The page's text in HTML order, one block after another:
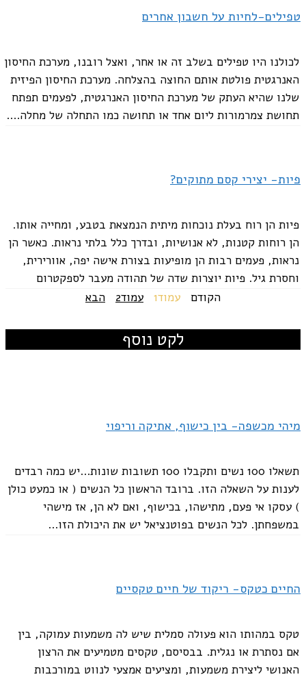
טפילים-לחיות על חשבון אחרים
לכולנו היו טפילים בשלב זה או אחר, ואצל רובנו, מערכת החיסון
האנרגטית פולטת אותם החוצה בהצלחה. מערכת החיסון הפיזית
שלנו שהיא העתק של מערכת החיסון האנרגטית, לפעמים תפתח
תחושת צמרמורות ליום אחד או תחושה כמו התחלה של מחלה....
פיות- יצירי קסם מתוקים?
פיות הן רוח בעלת נוכחות מיתית הנמצאת בטבע, ומחייה אותו.
הן רוחות קטנות, לא אנושיות, ובדרך כלל בלתי נראות. כאשר הן
נראות, פעמים רבות הן מופיעות בצורת אישה יפה, אוורירית,
וחסרת גיל. פיות יוצרות שדה של תהודה מעבר לספקטרום
הקודם עמוד1 עמוד2 הבא
לקט נוסף
מיהי מכשפה- בין כישוף, אתיקה וריפוי
תשאלו 100 נשים ותקבלו 100 תשובות שונות...יש כמה רבדים
לענות על השאלה הזו. ברובד הראשון כל הנשים ( או כמעט כולן
) עסקו אי פעם, מתישהו, בכישוף, ואם לא הן, אז מישהי
במשפחתן. לכל הנשים בפוטנציאל יש את היכולת הזו...
החיים כטקס- ריקוד של חיים טקסיים
טקס במהותו הוא פעולה סמלית שיש לה משמעות עמוקה, בין
אם נסתרת או נגלית. בבסיסם, טקסים מטמיעים את הרצון
האנושי ליצירת משמעות, ומציעים אמצעי לנווט במורכבות